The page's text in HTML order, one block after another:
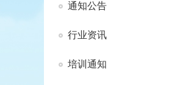
通知公告
行业资讯
培训通知